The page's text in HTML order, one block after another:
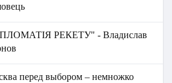
РЕКЕТУ" - Владислав
перед выбором – немножко